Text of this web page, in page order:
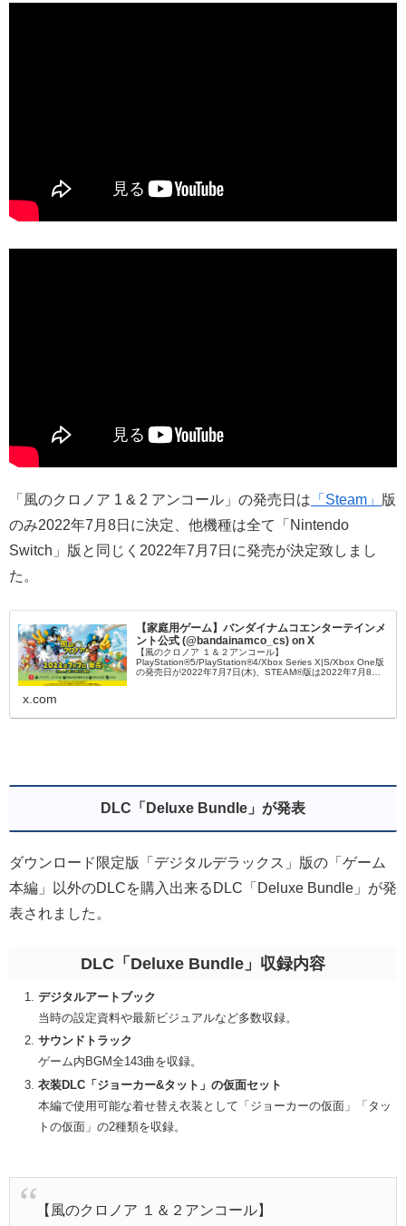
「風のクロノア 1 & 2 アンコール」の発売日は 「Steam」 版
のみ2022年7月8日に決定、他機種は全て「Nintendo
Switch」版と同じく2022年7月7日に発売が決定致しまし
た。
【家庭用ゲーム】バンダイナムコエンターテインメ
ント公式 (@bandainamco_cs) on X
【風のクロノア １＆２アンコール】
PlayStation®5/PlayStation®4/Xbox Series X|S/Xbox One版
の発売日が2022年7月7日(木)、STEAM®版は2022年7月8日
x.com
DLC「Deluxe Bundle」が発表
ダウンロード限定版「デジタルデラックス」版の「ゲーム
本編」以外のDLCを購入出来るDLC「Deluxe Bundle」が発
表されました。
DLC「Deluxe Bundle」収録内容
デジタルアートブック
当時の設定資料や最新ビジュアルなど多数収録。
サウンドトラック
ゲーム内BGM全143曲を収録。
衣装DLC「ジョーカー&タット」の仮面セット
本編で使用可能な着せ替え衣装として「ジョーカーの仮面」「タッ
トの仮面」の2種類を収録。
【風のクロノア １＆２アンコール】